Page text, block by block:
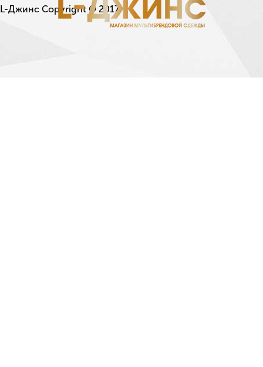
L-Джинс Copyright © 2017.